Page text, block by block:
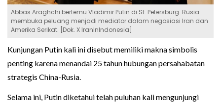
Abbas Araghchi bertemu Vladimir Putin di St. Petersburg. Rusia
membuka peluang menjadi mediator dalam negosiasi Iran dan
Amerika Serikat. [Dok. X IranInIndonesia]
Kunjungan Putin kali ini disebut memiliki makna simbolis
penting karena menandai 25 tahun hubungan persahabatan
strategis China-Rusia.
Selama ini, Putin diketahui telah puluhan kali mengunjungi